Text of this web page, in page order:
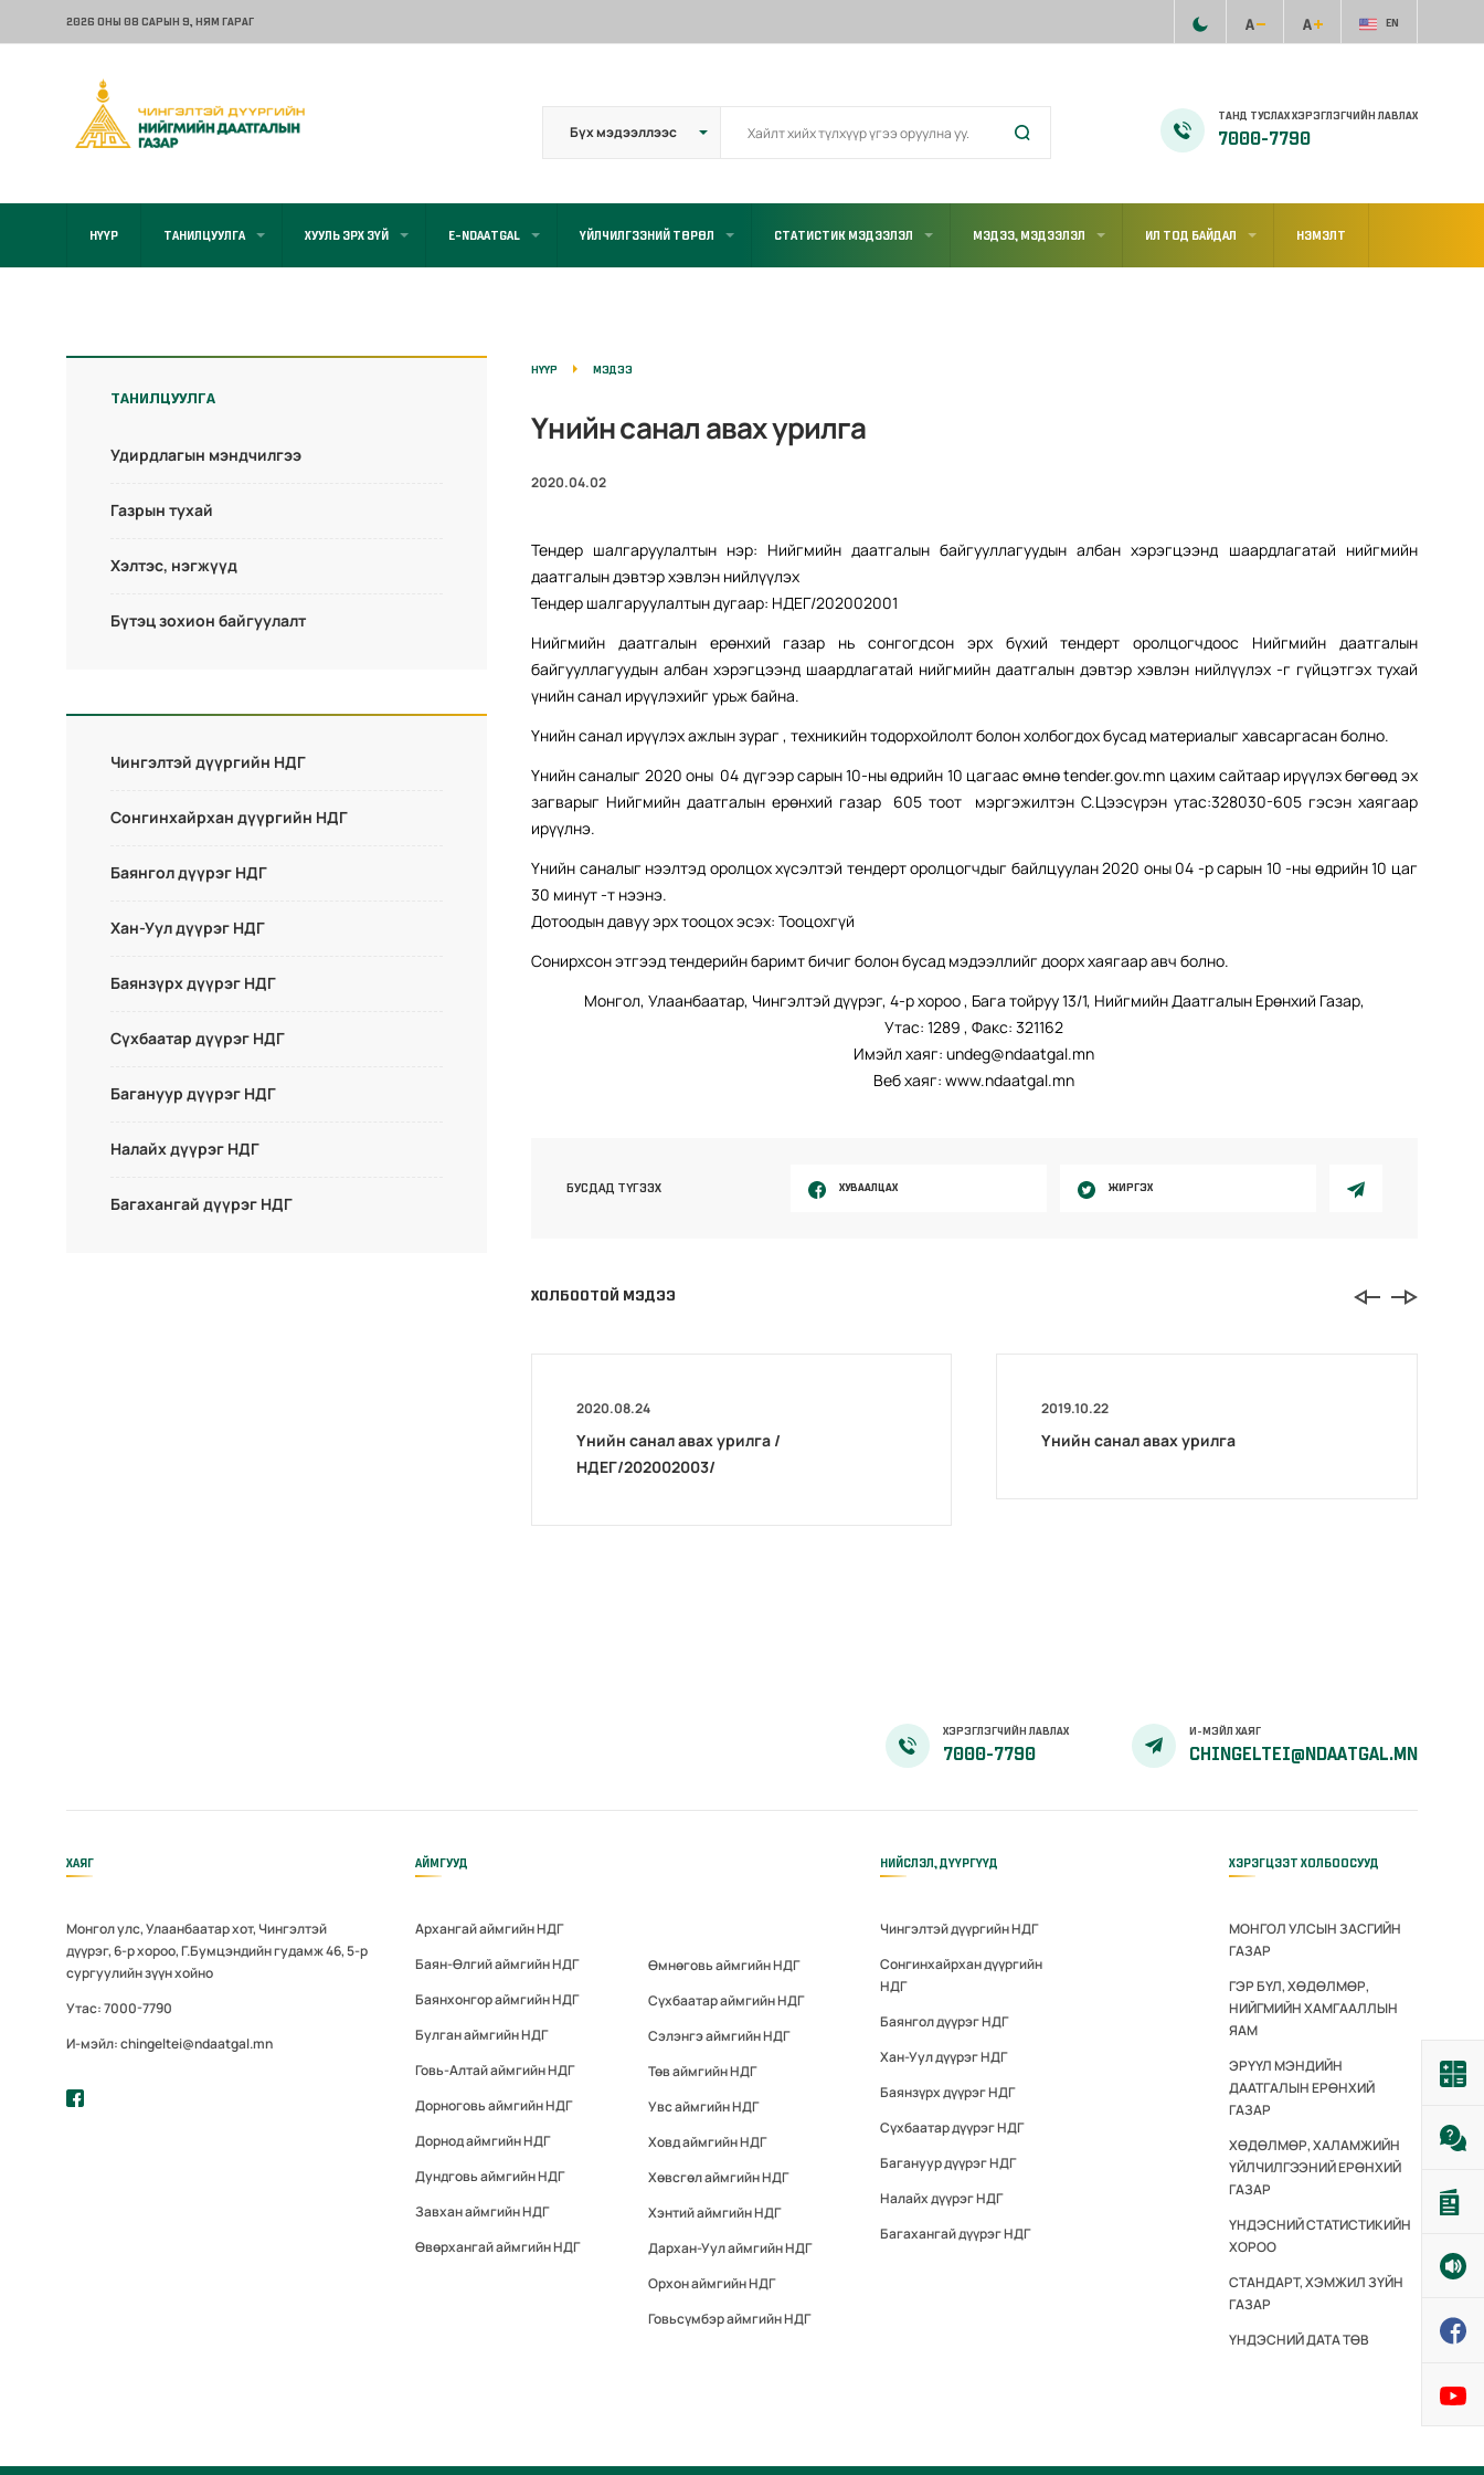
2026 ОНЫ 08 САРЫН 9, НЯМ ГАРАГ EN
ТАНД ТУСЛАХ ХЭРЭГЛЭГЧИЙН ЛАВЛАХ
7000-7790
НҮҮР ТАНИЛЦУУЛГА ХУУЛЬ ЭРХ ЗҮЙ E-NDAATGAL ҮЙЛЧИЛГЭЭНИЙ ТӨРӨЛ СТАТИСТИК МЭДЭЭЛЭЛ МЭДЭЭ, МЭДЭЭЛЭЛ ИЛ ТОД БАЙДАЛ НЭМЭЛТ
ТАНИЛЦУУЛГА
Удирдлагын мэндчилгээ
Газрын тухай
Хэлтэс, нэгжүүд
Бүтэц зохион байгуулалт
Чингэлтэй дүүргийн НДГ
Сонгинхайрхан дүүргийн НДГ
Баянгол дүүрэг НДГ
Хан-Уул дүүрэг НДГ
Баянзүрх дүүрэг НДГ
Сүхбаатар дүүрэг НДГ
Багануур дүүрэг НДГ
Налайх дүүрэг НДГ
Багахангай дүүрэг НДГ
НҮҮР МЭДЭЭ
Үнийн санал авах урилга
2020.04.02
Тендер шалгаруулалтын нэр: Нийгмийн даатгалын байгууллагуудын албан хэрэгцээнд шаардлагатай нийгмийн
даатгалын дэвтэр хэвлэн нийлүүлэх
Тендер шалгаруулалтын дугаар: НДЕГ/202002001
Нийгмийн даатгалын ерөнхий газар нь сонгогдсон эрх бүхий тендерт оролцогчдоос Нийгмийн даатгалын
байгууллагуудын албан хэрэгцээнд шаардлагатай нийгмийн даатгалын дэвтэр хэвлэн нийлүүлэх -г гүйцэтгэх тухай
үнийн санал ирүүлэхийг урьж байна.
Үнийн санал ирүүлэх ажлын зураг , техникийн тодорхойлолт болон холбогдох бусад материалыг хавсаргасан болно.
Үнийн саналыг 2020 оны 04 дүгээр сарын 10-ны өдрийн 10 цагаас өмнө tender.gov.mn цахим сайтаар ирүүлэх бөгөөд эх
загварыг Нийгмийн даатгалын ерөнхий газар 605 тоот мэргэжилтэн С.Цээсүрэн утас:328030-605 гэсэн хаягаар
ирүүлнэ.
Үнийн саналыг нээлтэд оролцох хүсэлтэй тендерт оролцогчдыг байлцуулан 2020 оны 04 -р сарын 10 -ны өдрийн 10 цаг
30 минут -т нээнэ.
Дотоодын давуу эрх тооцох эсэх: Тооцохгүй
Сонирхсон этгээд тендерийн баримт бичиг болон бусад мэдээллийг доорх хаягаар авч болно.
Монгол, Улаанбаатар, Чингэлтэй дүүрэг, 4-р хороо , Бага тойруу 13/1, Нийгмийн Даатгалын Ерөнхий Газар,
Утас: 1289 , Факс: 321162
Имэйл хаяг: undeg@ndaatgal.mn
Веб хаяг: www.ndaatgal.mn
БУСДАД ТҮГЭЭХ ХУВААЛЦАХ ЖИРГЭХ
ХОЛБООТОЙ МЭДЭЭ
2020.08.24
Үнийн санал авах урилга /
НДЕГ/202002003/
2019.10.22
Үнийн санал авах урилга
ХЭРЭГЛЭГЧИЙН ЛАВЛАХ
7000-7790
И-МЭЙЛ ХАЯГ
CHINGELTEI@NDAATGAL.MN
ХАЯГ
Монгол улс, Улаанбаатар хот, Чингэлтэй
дүүрэг, 6-р хороо, Г.Бумцэндийн гудамж 46, 5-р
сургуулийн зүүн хойно
Утас: 7000-7790
И-мэйл: chingeltei@ndaatgal.mn
АЙМГУУД
Архангай аймгийн НДГ
Баян-Өлгий аймгийн НДГ
Баянхонгор аймгийн НДГ
Булган аймгийн НДГ
Говь-Алтай аймгийн НДГ
Дорноговь аймгийн НДГ
Дорнод аймгийн НДГ
Дундговь аймгийн НДГ
Завхан аймгийн НДГ
Өвөрхангай аймгийн НДГ
Өмнөговь аймгийн НДГ
Сүхбаатар аймгийн НДГ
Сэлэнгэ аймгийн НДГ
Төв аймгийн НДГ
Увс аймгийн НДГ
Ховд аймгийн НДГ
Хөвсгөл аймгийн НДГ
Хэнтий аймгийн НДГ
Дархан-Уул аймгийн НДГ
Орхон аймгийн НДГ
Говьсүмбэр аймгийн НДГ
НИЙСЛЭЛ, ДҮҮРГҮҮД
Чингэлтэй дүүргийн НДГ
Сонгинхайрхан дүүргийн
НДГ
Баянгол дүүрэг НДГ
Хан-Уул дүүрэг НДГ
Баянзүрх дүүрэг НДГ
Сүхбаатар дүүрэг НДГ
Багануур дүүрэг НДГ
Налайх дүүрэг НДГ
Багахангай дүүрэг НДГ
ХЭРЭГЦЭЭТ ХОЛБООСУУД
МОНГОЛ УЛСЫН ЗАСГИЙН
ГАЗАР
ГЭР БҮЛ, ХӨДӨЛМӨР,
НИЙГМИЙН ХАМГААЛЛЫН
ЯАМ
ЭРҮҮЛ МЭНДИЙН
ДААТГАЛЫН ЕРӨНХИЙ
ГАЗАР
ХӨДӨЛМӨР, ХАЛАМЖИЙН
ҮЙЛЧИЛГЭЭНИЙ ЕРӨНХИЙ
ГАЗАР
ҮНДЭСНИЙ СТАТИСТИКИЙН
ХОРОО
СТАНДАРТ, ХЭМЖИЛ ЗҮЙН
ГАЗАР
ҮНДЭСНИЙ ДАТА ТӨВ